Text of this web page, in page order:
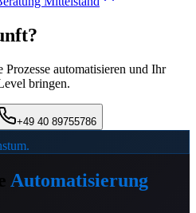
Prozesse automatisieren und Ihr
bringen.
+49 40 89755786
Automatisierung